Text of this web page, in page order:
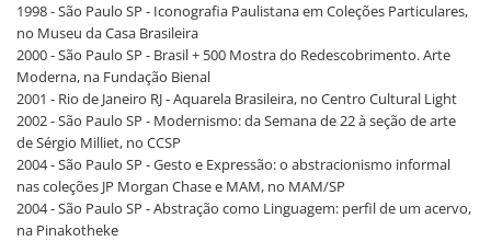
1998 - São Paulo SP - Iconografia Paulistana em Coleções Particulares,
no Museu da Casa Brasileira
2000 - São Paulo SP - Brasil + 500 Mostra do Redescobrimento. Arte
Moderna, na Fundação Bienal
2001 - Rio de Janeiro RJ - Aquarela Brasileira, no Centro Cultural Light
2002 - São Paulo SP - Modernismo: da Semana de 22 à seção de arte
de Sérgio Milliet, no CCSP
2004 - São Paulo SP - Gesto e Expressão: o abstracionismo informal
nas coleções JP Morgan Chase e MAM, no MAM/SP
2004 - São Paulo SP - Abstração como Linguagem: perfil de um acervo,
na Pinakotheke